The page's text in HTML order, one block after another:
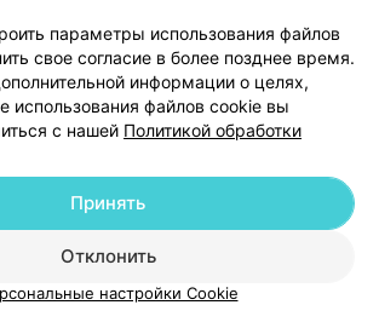
настройки cookie
персональных данных
параметры использования файлов
свое согласие в более позднее время.
информации о целях,
использования файлов cookie вы
с нашей Политикой обработки
Отклонить
Принять
настройки Cookie